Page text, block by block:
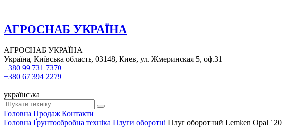
АГРОСНАБ УКРАЇНА
АГРОСНАБ УКРАЇНА
Україна, Київська область, 03148, Киев, ул. Жмеринская 5, оф.31
+380 99 731 7370
+380 67 394 2279
українська
Головна Продаж Контакти
Головна Ґрунтообробна техніка Плуги оборотні Плуг оборотний Lemken Opal 120